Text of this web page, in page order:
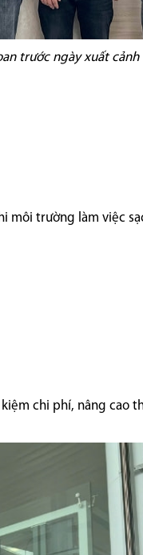
trước ngày xuất cảnh
môi trường làm việc
chi phí, nâng cao